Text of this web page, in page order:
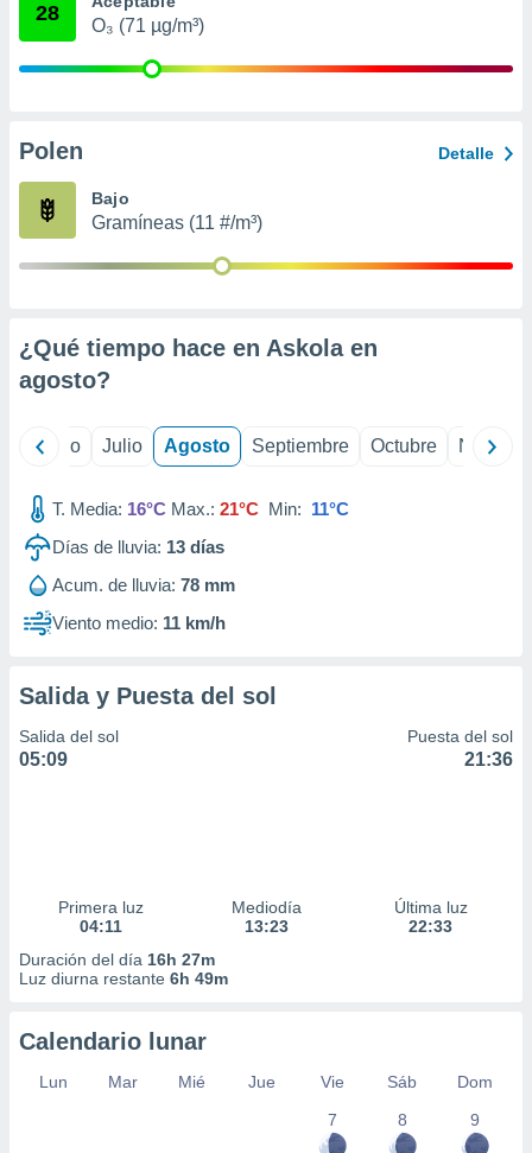
publicidad
de
1199
28
O₃ (71 µg/m³)
Polen Detalle
Bajo
Gramíneas (11 #/m³)
¿Qué tiempo hace en Askola en
agosto?
Junio Julio Agosto Septiembre Octubre
T. Media: 16°C Max.: 21°C Min: 11°C
Días de lluvia: 13 días
Acum. de lluvia: 78 mm
Viento medio: 11 km/h
Salida y Puesta del sol
Salida del sol
05:09
Puesta del sol
21:36
Primera luz
04:11
Mediodía
13:23
Última luz
22:33
Duración del día 16h 27m
Luz diurna restante 6h 49m
Calendario lunar
Lun Mar Mié Jue Vie Sáb
Dom
7
8 9